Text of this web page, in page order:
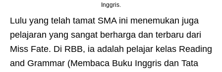
Inggris.
Lulu yang telah tamat SMA ini menemukan juga
pelajaran yang sangat berharga dan terbaru dari
Miss Fate. Di RBB, ia adalah pelajar kelas Reading
and Grammar (Membaca Buku Inggris dan Tata